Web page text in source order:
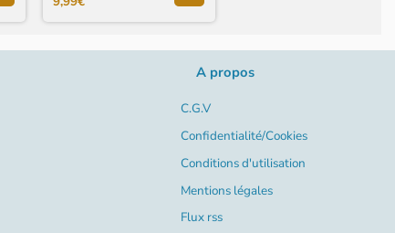
A propos
C.G.V
Confidentialité/Cookies
Conditions d'utilisation
Mentions légales
Flux rss